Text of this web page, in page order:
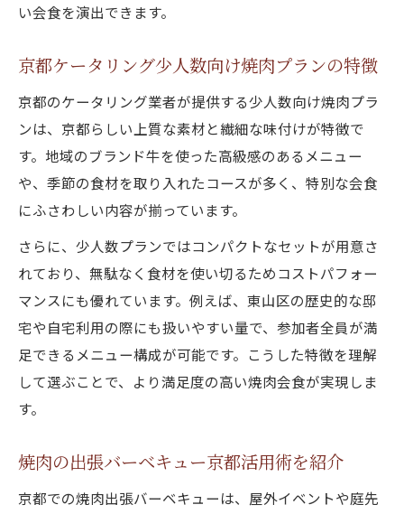
い会食を演出できます。
京都ケータリング少人数向け焼肉プランの特徴
京都のケータリング業者が提供する少人数向け焼肉プラ
ンは、京都らしい上質な素材と繊細な味付けが特徴で
す。地域のブランド牛を使った高級感のあるメニュー
や、季節の食材を取り入れたコースが多く、特別な会食
にふさわしい内容が揃っています。
さらに、少人数プランではコンパクトなセットが用意さ
れており、無駄なく食材を使い切るためコストパフォー
マンスにも優れています。例えば、東山区の歴史的な邸
宅や自宅利用の際にも扱いやすい量で、参加者全員が満
足できるメニュー構成が可能です。こうした特徴を理解
して選ぶことで、より満足度の高い焼肉会食が実現しま
す。
焼肉の出張バーベキュー京都活用術を紹介
京都での焼肉出張バーベキューは、屋外イベントや庭先